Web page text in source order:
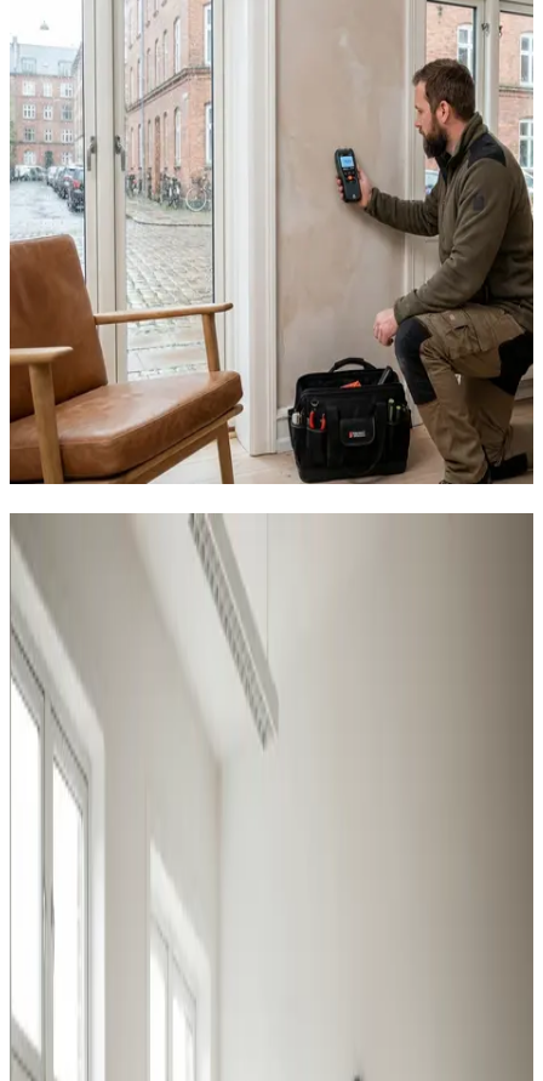
Vores ventilationsløsninger i Maribo
Fra svejserøgsudsugning til store centralanlæg: vi
dækker hele bredden af industri- og erhvervsventilation i
Maribo og omegn.
Procesventilation
Udsugning ved svejsning, slibning og kemikalier i Maribo.
Overholder Arbejdstilsynets krav.
Læs mere